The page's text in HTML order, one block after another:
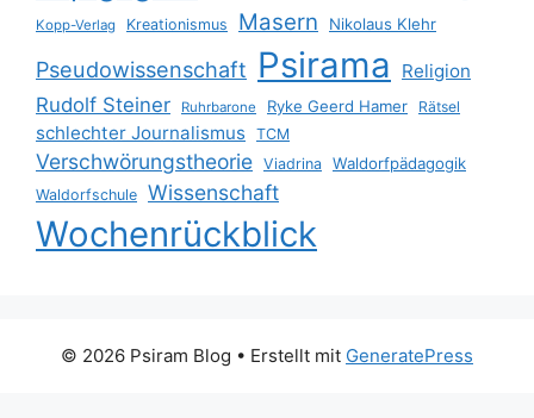
Kopp-Verlag Kreationismus Masern Nikolaus Klehr
Pseudowissenschaft Psirama Religion
Rudolf Steiner Ruhrbarone Ryke Geerd Hamer Rätsel
schlechter Journalismus TCM
Verschwörungstheorie Viadrina Waldorfpädagogik
Waldorfschule Wissenschaft
Wochenrückblick
© 2026 Psiram Blog • Erstellt mit GeneratePress